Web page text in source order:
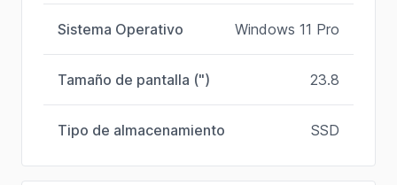
Sistema Operativo Windows 11 Pro
Tamaño de pantalla (") 23.8
Tipo de almacenamiento SSD